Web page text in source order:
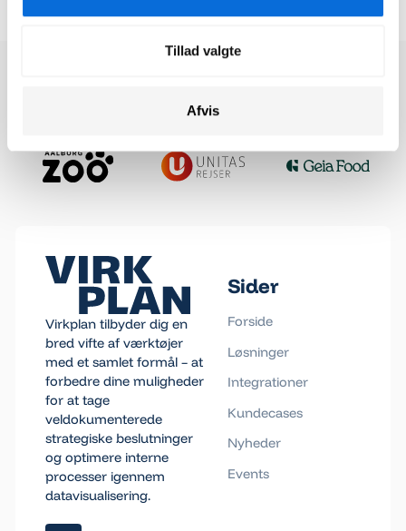
Tillad valgte
Afvis
Virkplan tilbyder dig en
bred vifte af værktøjer
med et samlet formål – at
forbedre dine muligheder
for at tage
veldokumenterede
strategiske beslutninger
og optimere interne
processer igennem
datavisualisering.
Sider
Forside
Løsninger
Integrationer
Kundecases
Nyheder
Events